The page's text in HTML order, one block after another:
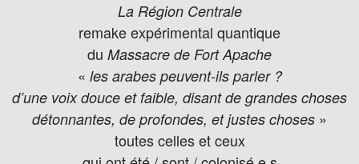
La Région Centrale
remake expérimental quantique
du Massacre de Fort Apache
« les arabes peuvent-ils parler ?
d’une voix douce et faible, disant de grandes choses
détonnantes, de profondes, et justes choses »
toutes celles et ceux